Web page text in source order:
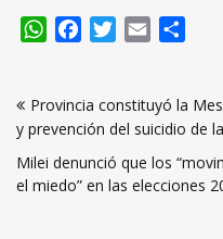
WhatsApp
FacebookTwitter
Email
de
entradas
Provincia constituyó la
y prevención del suicidio de
Milei denunció que los
el miedo” en las elecciones